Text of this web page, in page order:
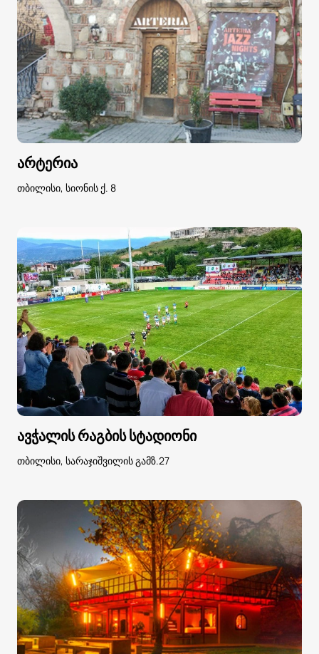
არტერია
თბილისი, სიონის ქ. 8
ავჭალის რაგბის სტადიონი
თბილისი, სარაჯიშვილის გამზ.27